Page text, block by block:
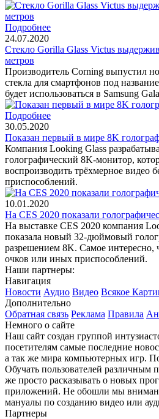
Подробнее
24.07.2020
Стекло Gorilla Glass Victus
метров
Производитель Corning выпустил
стекла для смартфонов под
будет использоваться в Samsung
Подробнее
30.05.2020
Показан первый в мире 8K
Компания Looking Glass
голографический 8K-монитор,
воспроизводить трёхмерное видео
приспособлений.
10.01.2020
На CES 2020 показали
На выставке CES 2020 компания
показала новый 32-дюймовый
разрешением 8K. Самое интересно,
очков или иных приспособлений.
Наши партнеры:
Навигация
Новости Аудио Видео Всякое
Дополнительно
Обратная связь Реклама Правила
Немного о сайте
Наш сайт создан группой
посетителям самые последние
а так же мира компьютерных игр.
Обучать пользователей различным
же просто расказывать о новых
приложений. Не обошли мы
мануалы по созданию видео или
Партнеры